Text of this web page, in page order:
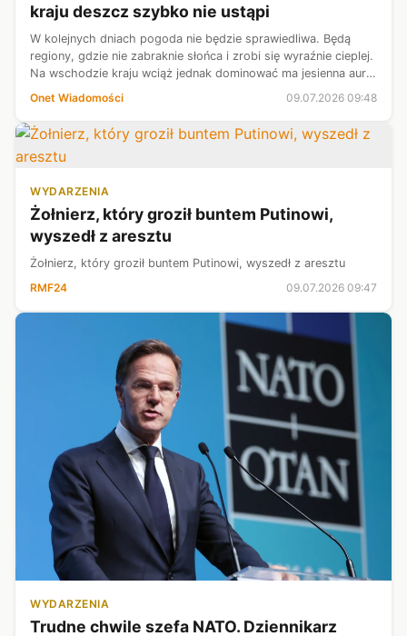
kraju deszcz szybko nie ustąpi
W kolejnych dniach pogoda nie będzie sprawiedliwa. Będą
regiony, gdzie nie zabraknie słońca i zrobi się wyraźnie cieplej.
Na wschodzie kraju wciąż jednak dominować ma jesienna aura
z dużą ilością chmur, opadów, silniejszym wiatrem i niezbyt
Onet Wiadomości 09.07.2026 09:48
WYDARZENIA
Żołnierz, który groził buntem Putinowi,
wyszedł z aresztu
Żołnierz, który groził buntem Putinowi, wyszedł z aresztu
RMF24
09.07.2026 09:47
WYDARZENIA
Trudne chwile szefa NATO. Dziennikarz